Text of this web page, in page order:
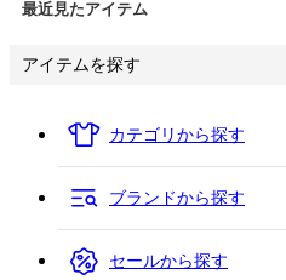
最近見たアイテム
アイテムを探す
カテゴリから探す
ブランドから探す
セールから探す